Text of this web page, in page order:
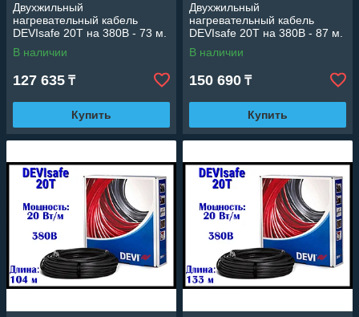
Двухжильный
нагревательный кабель
DEVIsafe 20T на 380В - 73 м.
(DTCE-20, длина: 73 м.,
мощность: 1450 Вт)
В наличии
127 635 ₸
Купить
Двухжильный
нагревательный кабель
DEVIsafe 20T на 380В - 87 м.
(DTCE-20, длина: 87 м.,
мощность: 1740 Вт)
В наличии
150 690 ₸
Купить